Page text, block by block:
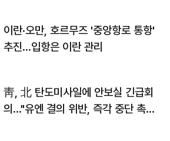
이란·오만, 호르무즈 '중앙항로 통항'
추진…입항은 이란 관리
靑, 北 탄도미사일에 안보실 긴급회
의…"유엔 결의 위반, 즉각 중단 촉